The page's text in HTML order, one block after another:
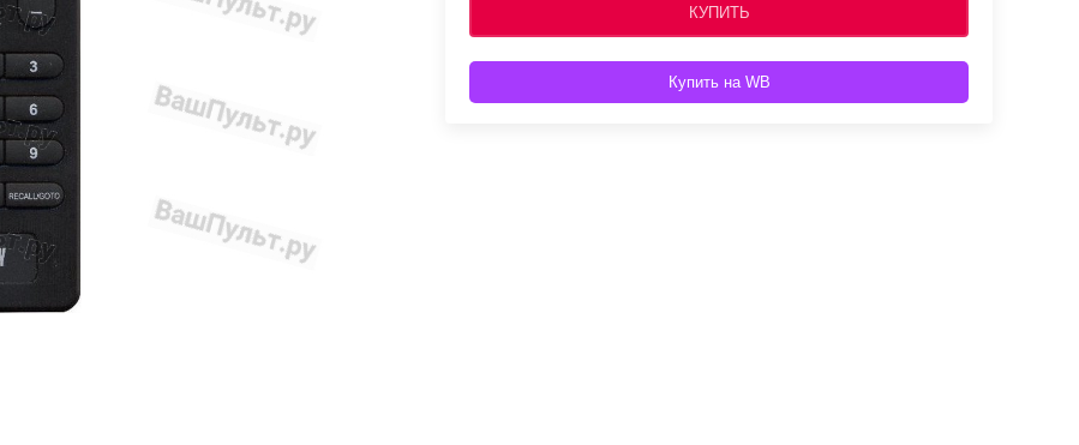
КУПИТЬ
Купить на WB